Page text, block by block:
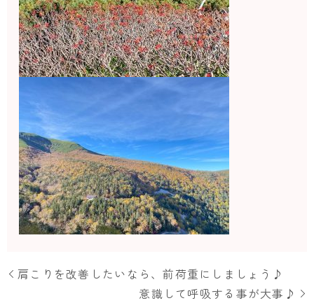
肩こりを改善したいなら、前荷重にしましょう♪
意識して呼吸する事が大事♪